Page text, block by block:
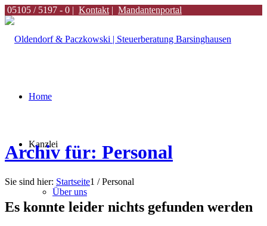
05105 / 5197 - 0 | Kontakt | Mandantenportal
Home
Kanzlei
Über uns
Archiv für: Personal
Sie sind hier: Startseite1 / Personal
Es konnte leider nichts gefunden werden